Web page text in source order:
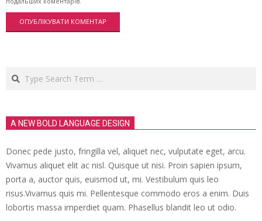
Search
A NEW BOLD LANGUAGE DESIGN
Donec pede justo, fringilla vel, aliquet nec, vulputate eget, arcu.
Vivamus aliquet elit ac nisl. Quisque ut nisi. Proin sapien ipsum,
porta a, auctor quis, euismod ut, mi. Vestibulum quis leo
risus.Vivamus quis mi. Pellentesque commodo eros a enim. Duis
lobortis massa imperdiet quam. Phasellus blandit leo ut odio.